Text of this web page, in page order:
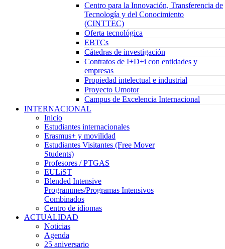
Centro para la Innovación, Transferencia de
Tecnología y del Conocimiento
(CINTTEC)
Oferta tecnológica
EBTCs
Cátedras de investigación
Contratos de I+D+i con entidades y
empresas
Propiedad intelectual e industrial
Proyecto Umotor
Campus de Excelencia Internacional
INTERNACIONAL
Inicio
Estudiantes internacionales
Erasmus+ y movilidad
Estudiantes Visitantes (Free Mover
Students)
Profesores / PTGAS
EULiST
Blended Intensive
Programmes/Programas Intensivos
Combinados
Centro de idiomas
ACTUALIDAD
Noticias
Agenda
25 aniversario